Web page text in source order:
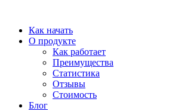
содержимому
Как начать
О продукте
Как работает
Преимущества
Статистика
Отзывы
Стоимость
Блог